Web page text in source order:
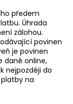
předem
Úhrada
zálohou.
povinen
je povinen
daně online,
nejpozději do
na